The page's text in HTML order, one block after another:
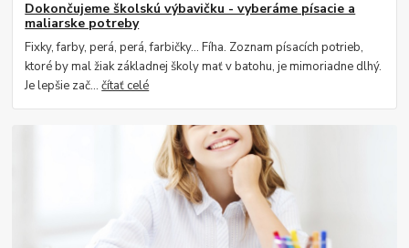
Dokončujeme školskú výbavičku - vyberáme písacie a
maliarske potreby
Fixky, farby, perá, perá, farbičky... Fíha. Zoznam písacích potrieb,
ktoré by mal žiak základnej školy mať v batohu, je mimoriadne dlhý.
Je lepšie zač...čítať celé